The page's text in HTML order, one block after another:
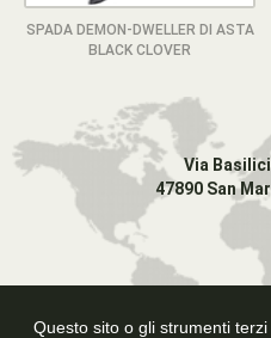
Questo sito o gli strumenti
SPADA DEMON-DWELLER DI ASTA
BLACK CLOVER
Via
47890 San